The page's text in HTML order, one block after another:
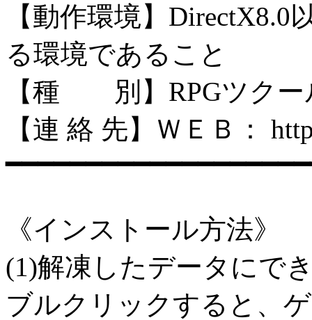
【動作環境】
る環境であること
【種 別】RPGツクー
【連 絡 先】ＷＥＢ：
《インストール方法》
(1)解凍したデータにで
ブルクリックすると、